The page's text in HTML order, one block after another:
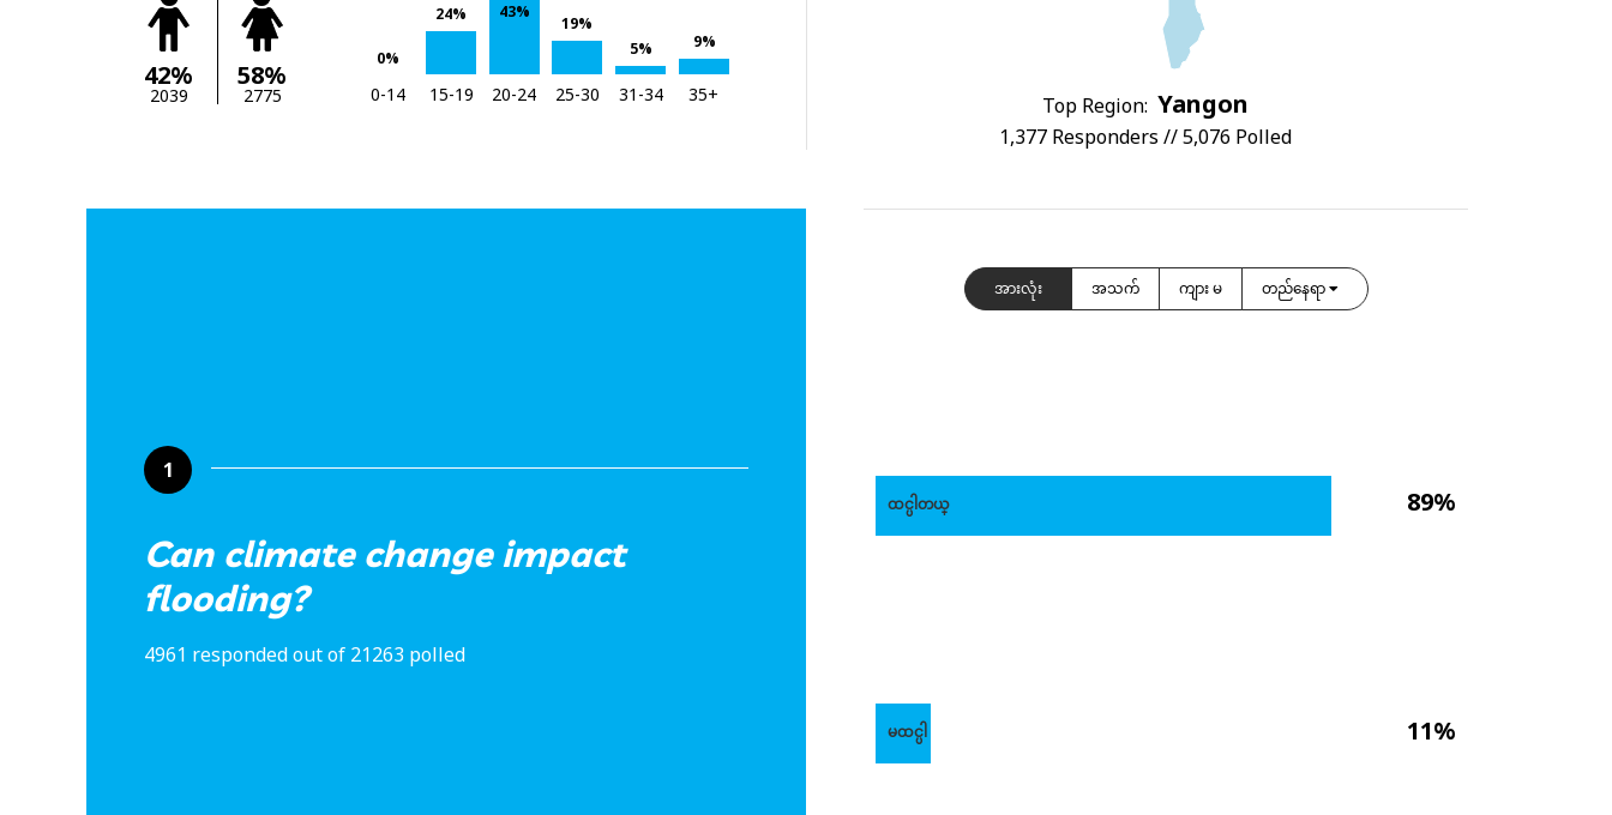
42%
2039
58%
2775
0%
24% 43%
19%
5%
9%
0-14 15-19 20-24 25-30 31-34 35+ Top Region: Yangon
1,377 Responders // 5,076 Polled
1
Can climate change impact
flooding?
4961 responded out of 21263 polled
အားလုံး အသက် ကျား မ တည်နေရာ
89%
11%
ထင္ပါတယ္
မထင္ပါ